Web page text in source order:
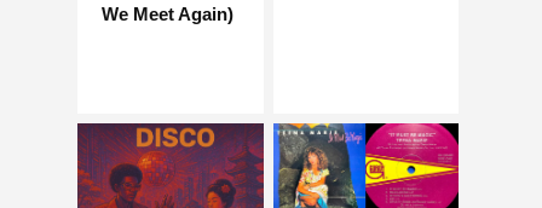
We Meet Again)